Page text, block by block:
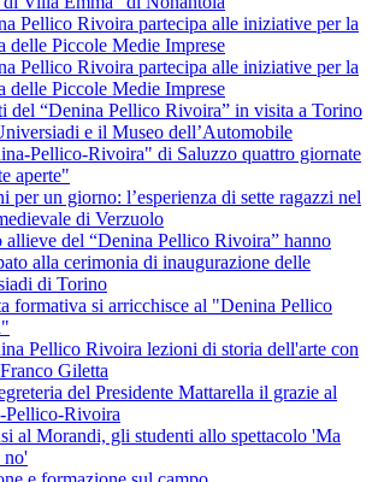
Pellico Rivoira partecipa alle iniziative per la
delle Piccole Medie Imprese
Pellico Rivoira partecipa alle iniziative per la
delle Piccole Medie Imprese
del “Denina Pellico Rivoira” in visita a Torino
e il Museo dell’Automobile
Pellico-Rivoira" di Saluzzo quattro giornate
aperte"
per un giorno: l’esperienza di sette ragazzi nel
di Verzuolo
allieve del “Denina Pellico Rivoira” hanno
alla cerimonia di inaugurazione delle
di Torino
formativa si arricchisce al "Denina Pellico
Pellico Rivoira lezioni di storia dell'arte con
Giletta
del Presidente Mattarella il grazie al
Pellico-Rivoira
al Morandi, gli studenti allo spettacolo 'Ma
no'